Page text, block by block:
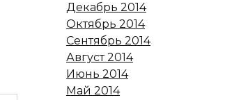
Декабрь 2014
Октябрь 2014
Сентябрь 2014
Август 2014
Июнь 2014
Май 2014